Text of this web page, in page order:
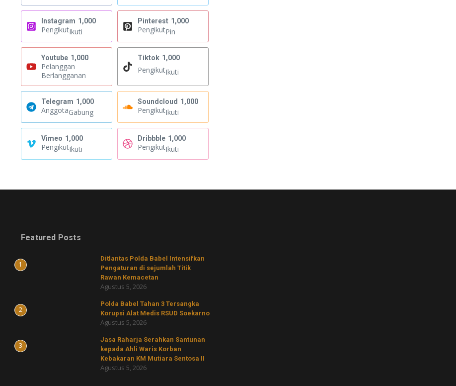
Instagram 1,000
PengikutIkuti
Pinterest 1,000
PengikutPin
Youtube 1,000
Pelanggan
Berlangganan
Tiktok 1,000
PengikutIkuti
Telegram 1,000
AnggotaGabung
Soundcloud 1,000
PengikutIkuti
Vimeo 1,000
PengikutIkuti
Dribbble 1,000
PengikutIkuti
Featured Posts
1
Ditlantas Polda Babel Intensifkan
Pengaturan di sejumlah Titik
Rawan Kemacetan
Agustus 5, 2026
2
Polda Babel Tahan 3 Tersangka
Korupsi Alat Medis RSUD Soekarno
Agustus 5, 2026
3
Jasa Raharja Serahkan Santunan
kepada Ahli Waris Korban
Kebakaran KM Mutiara Sentosa II
Agustus 5, 2026